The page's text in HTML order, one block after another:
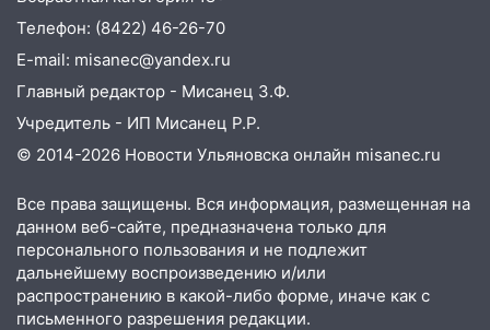
три знака получат шанс, который нельзя
упустить
08.08.2026
20:10 Во время урагана в Ульяновске на
Волге перевернулась лодка
19:55 В Ульяновске упавшее дерево
17:15 В Ульяновской области
ремонтируют девять мостов: один уже
готов, ещё два — почти завершены
17:00 «Ульяновскалипсис»: последствия
Телефон: (8422) 46-26-70
E-mail: misanec@yandex.ru
Главный редактор - Мисанец З.Ф.
Учредитель - ИП Мисанец Р.Р.
© 2014-2026 Новости Ульяновска онлайн misanec.ru
Все права защищены. Вся информация, размещенная на
данном веб-сайте, предназначена только для
персонального пользования и не подлежит
дальнейшему воспроизведению и/или
распространению в какой-либо форме, иначе как с
письменного разрешения редакции.